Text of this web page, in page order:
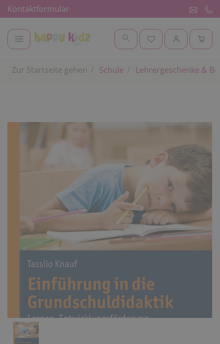
Kontaktformular
Zur Startseite gehen Schule Lehrergeschenke &